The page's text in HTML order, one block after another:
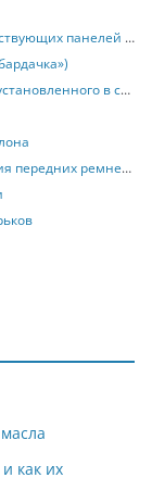
Снятие и установка лицевой панели, сопутствующих панелей и поперечины
Снятие и установка зеркала заднего вида, установленного в салоне автомобиля
Основные сведения о механизме натяжения передних ремней безопасности
как их